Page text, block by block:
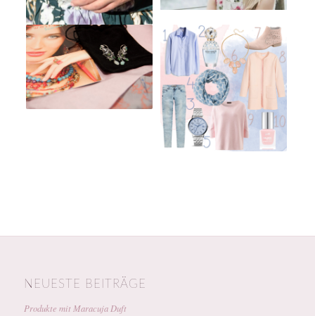
NEUESTE BEITRÄGE
Produkte mit Maracuja Duft